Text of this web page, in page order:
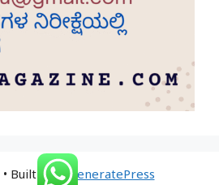
• Built withGeneratePress